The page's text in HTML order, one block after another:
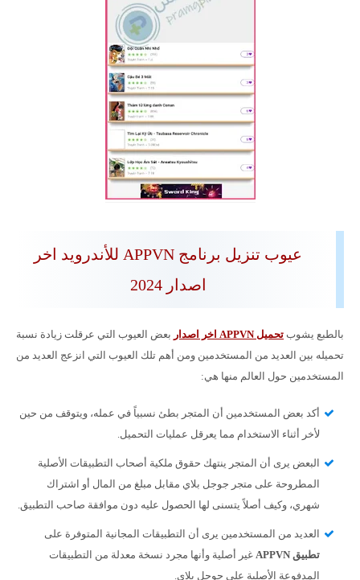
عيوب تنزيل برنامج APPVN للأندرويد اخر
اصدار 2024
بالطبع يشوب تحميل APPVN اخر اصدار
بعض العيوب التي عرقلت زيادة نسبة
تحميله بين العديد من المستخدمين ومن أهم تلك العيوب التي انزعج العديد من
المستخدمين حول العالم منها هي:
أكد بعض المستخدمين أن المتجر بطئ نسبياً في عمله، ويتوقف من حين
لأخر أثناء الاستخدام مما يعرقل عمليات التحميل.
البعض يرى أن المتجر ينتهك حقوق ملكية أصحاب التطبيقات الأصلية
المطروحة على متجر جوجل بلاي مقابل مبلغ من المال أو اشتراك
شهري، وكيف أصلاً يتسنى لها الحصول عليه دون موافقة صاحب التطبيق.
العديد من المستخدمين يرى أن التطبيقات المجانية المتوفرة على
تطبيق APPVN غير أصلية وأنها مجرد نسخة معدلة من التطبيقات
المدفوعة الأصلية على جوجل بلاي.